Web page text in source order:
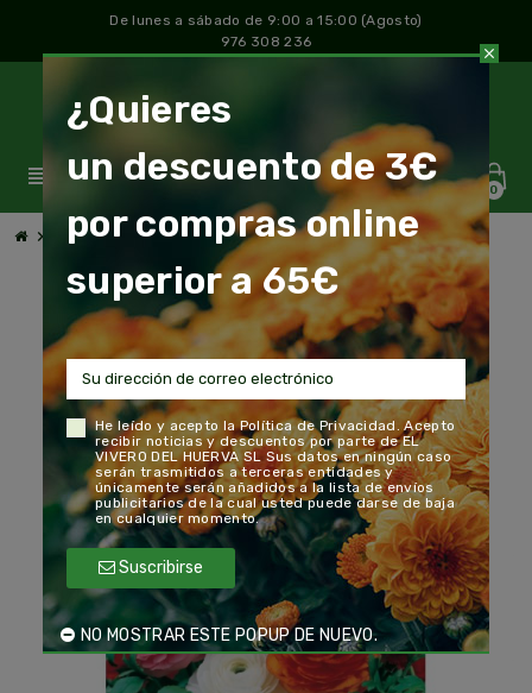
De lunes a sábado de 9:00 a 15:00 (Agosto)
976 308 236
view_headline 0
chevron_right Jardín y Huertochevron_right Bulboschevron_rightBulbo Ranúnculo Mezcla
close
¿Quieres
un descuento de 3€
por compras online
superior a 65€
He leído y acepto laPolítica de Privacidad . Acepto
recibir noticias y descuentos por parte de EL
VIVERO DEL HUERVA SL Sus datos en ningún caso
serán trasmitidos a terceras entidades y
únicamente serán añadidos a la lista de envíos
publicitarios de la cual usted puede darse de baja
en cualquier momento.
Suscribirse
NO MOSTRAR ESTE POPUP DE NUEVO.